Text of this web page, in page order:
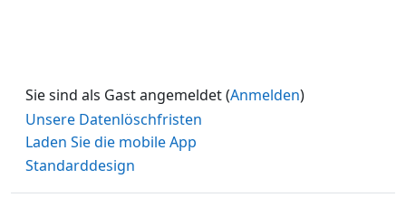
Sie sind als Gast angemeldet (Anmelden)
Unsere Datenlöschfristen
Laden Sie die mobile App
Standarddesign